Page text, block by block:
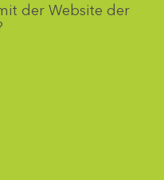
der Website der
auswählen